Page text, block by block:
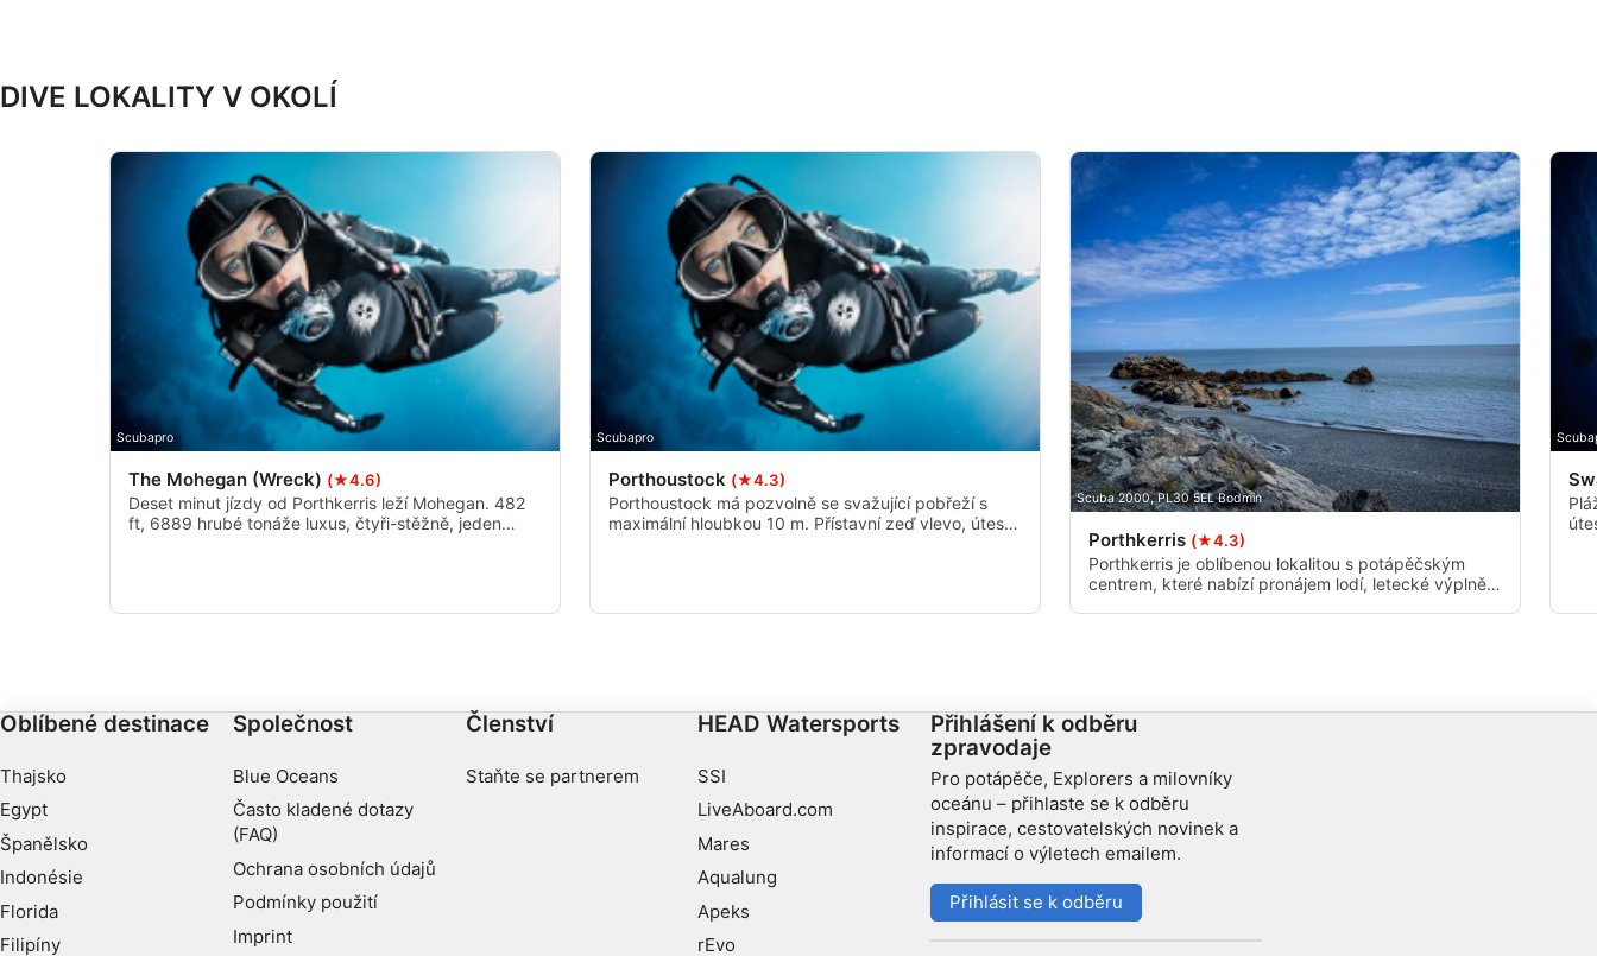
DIVE LOKALITY V OKOLÍ
Scubapro
The Mohegan (Wreck) (★4.6)
Deset minut jízdy od Porthkerris leží Mohegan. 482
ft, 6889 hrubé tonáže luxus, čtyři-stěžně, jeden
Scubapro
Porthoustock (★4.3)
Porthoustock má pozvolně se svažující pobřeží s
maximální hloubkou 10 m. Přístavní zeď vlevo, útes
Scuba 2000, PL30 5EL Bodmin
Porthkerris (★4.3)
Porthkerris je oblíbenou lokalitou s potápěčským
centrem, které nabízí pronájem lodí, letecké výplně,
Oblíbené destinace
Thajsko
Egypt
Španělsko
Indonésie
Florida
Filipíny
Společnost
Blue Oceans
Často kladené dotazy
(FAQ)
Ochrana osobních údajů
Podmínky použití
Imprint
Členství
Staňte se partnerem
HEAD Watersports
SSI
LiveAboard.com
Mares
Aqualung
Apeks
rEvo
Přihlášení k odběru
zpravodaje
Pro potápěče, Explorers a milovníky
oceánu – přihlaste se k odběru
inspirace, cestovatelských novinek a
informací o výletech emailem.
Přihlásit se k odběru
Porozumění publiku prostřednictvím statistik nebo kombinací údajů z různých zdrojů
Rozvoj a zlepšování služeb
Použití omezených údajů k výběru obsahu
Používání přesných údajů o zeměpisné poloze
Identifikace zařízení na základě aktivně vyžádaných informací
Účely zpracování, které nesouvisejí s IAB: